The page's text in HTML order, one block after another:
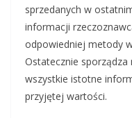
sprzedanych w
informacji
odpowiedniej metody
Ostatecznie
wszystkie istotne
przyjętej wartości.